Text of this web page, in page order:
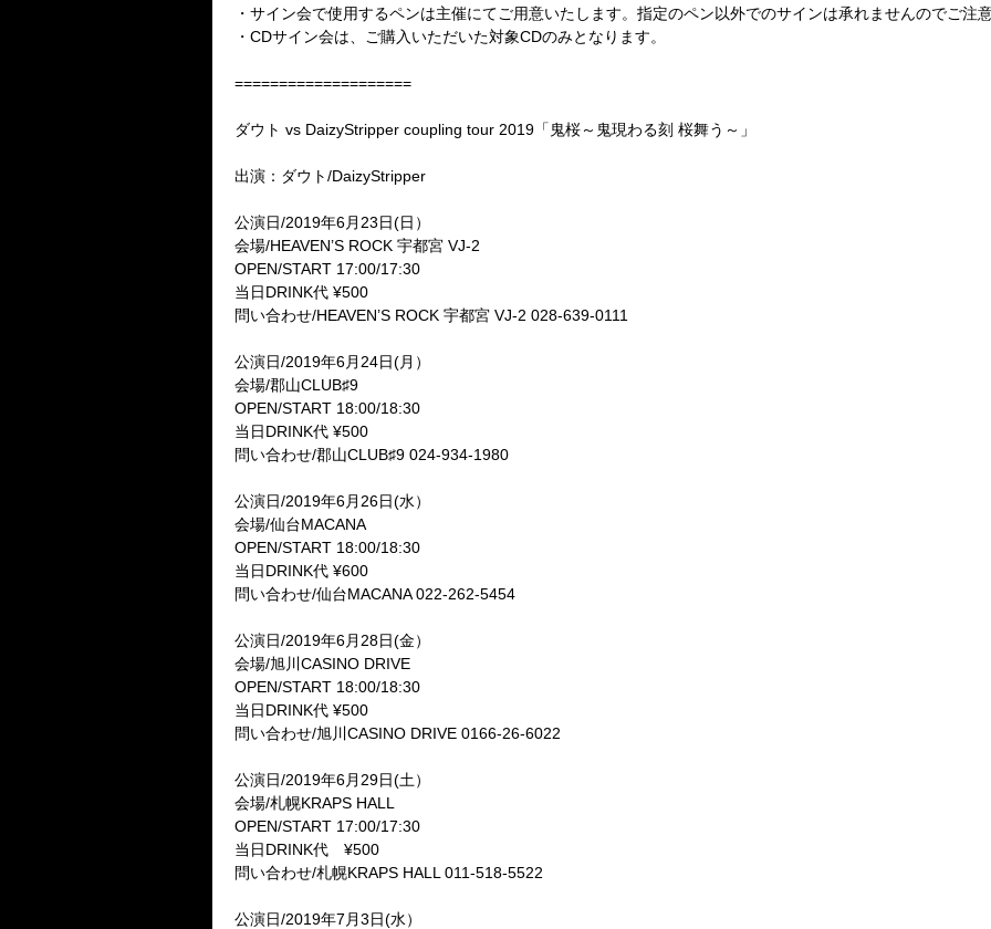
・サイン会で使用するペンは主催にてご用意いたします。指定のペン以外でのサインは承れませんのでご注
・CDサイン会は、ご購入いただいた対象CDのみとなります。
====================
ダウト vs DaizyStripper coupling tour 2019「鬼桜～鬼現わる刻 桜舞う～」
出演：ダウト/DaizyStripper
公演日/2019年6月23日(日）
会場/HEAVEN’S ROCK 宇都宮 VJ-2
OPEN/START 17:00/17:30
当日DRINK代 ¥500
問い合わせ/HEAVEN’S ROCK 宇都宮 VJ-2 028-639-0111
公演日/2019年6月24日(月）
会場/郡山CLUB♯9
OPEN/START 18:00/18:30
当日DRINK代 ¥500
問い合わせ/郡山CLUB♯9 024-934-1980
公演日/2019年6月26日(水）
会場/仙台MACANA
OPEN/START 18:00/18:30
当日DRINK代 ¥600
問い合わせ/仙台MACANA 022-262-5454
公演日/2019年6月28日(金）
会場/旭川CASINO DRIVE
OPEN/START 18:00/18:30
当日DRINK代 ¥500
問い合わせ/旭川CASINO DRIVE 0166-26-6022
公演日/2019年6月29日(土）
会場/札幌KRAPS HALL
OPEN/START 17:00/17:30
当日DRINK代 ¥500
問い合わせ/札幌KRAPS HALL 011-518-5522
公演日/2019年7月3日(水）